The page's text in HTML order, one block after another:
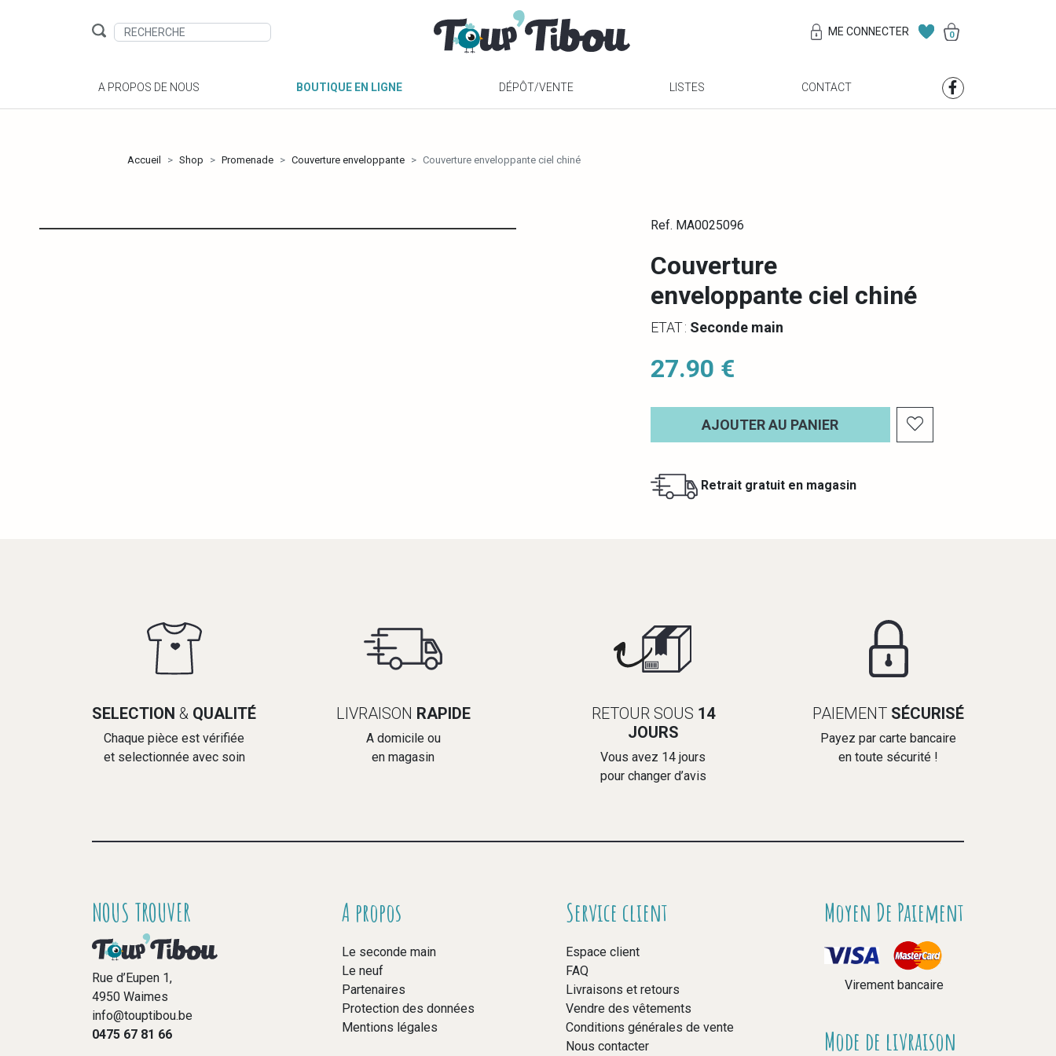
ME CONNECTER 0
A PROPOS DE NOUS BOUTIQUE EN LIGNE DÉPÔT/VENTE LISTES CONTACT
Accueil Shop Promenade Couverture enveloppante Couverture enveloppante ciel chiné
Ref. MA0025096
Couverture
enveloppante ciel chiné
ETAT : Seconde main
27.90 €
AJOUTER AU PANIER
Retrait gratuit en magasin
SELECTION & QUALITÉ
Chaque pièce est vérifiée
et selectionnée avec soin
LIVRAISON RAPIDE
A domicile ou
en magasin
RETOUR SOUS 14
JOURS
Vous avez 14 jours
pour changer d’avis
PAIEMENT SÉCURISÉ
Payez par carte bancaire
en toute sécurité !
NOUS TROUVER
Rue d’Eupen 1,
4950 Waimes
info@touptibou.be
0475 67 81 66
A propos
Le seconde main
Le neuf
Partenaires
Protection des données
Mentions légales
Service client
Espace client
FAQ
Livraisons et retours
Vendre des vêtements
Conditions générales de vente
Nous contacter
Moyen De Paiement
Virement bancaire
Mode de livraison